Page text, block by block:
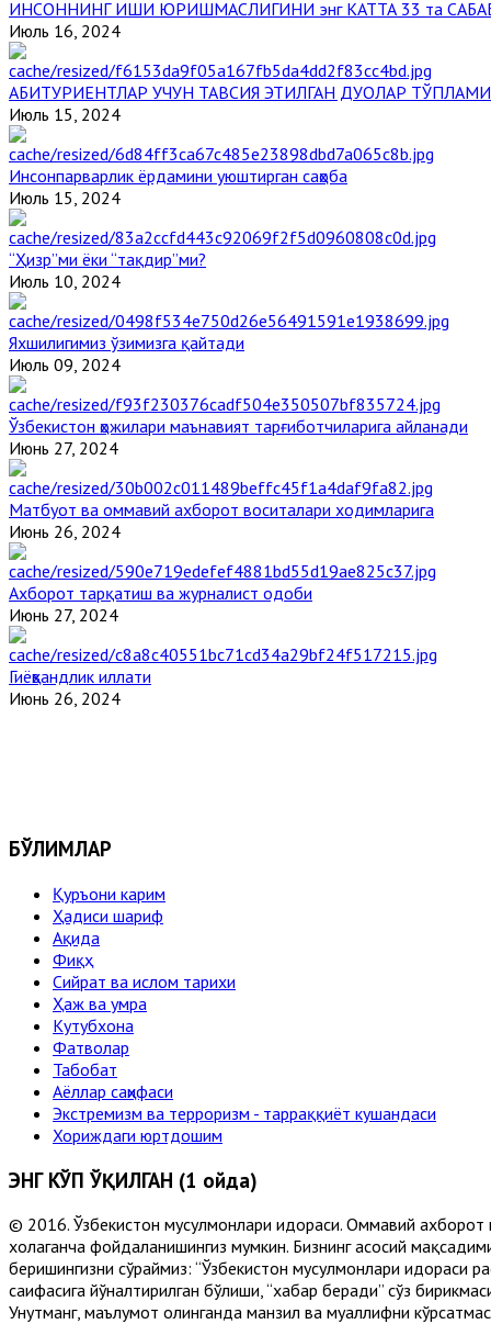
ИНСОННИНГ ИШИ ЮРИШМАСЛИГИНИ энг КАТТА 33 та
Июль 16, 2024
АБИТУРИЕНТЛАР УЧУН ТАВСИЯ ЭТИЛГАН ДУОЛАР ТЎПЛАМИ
Июль 15, 2024
Инсонпарварлик ёрдамини уюштирган саҳоба
Июль 15, 2024
“Ҳизр”ми ёки “тақдир”ми?
Июль 10, 2024
Яхшилигимиз ўзимизга қайтади
Июль 09, 2024
Ўзбекистон ҳожилари маънавият тарғиботчиларига айланади
Июнь 27, 2024
Матбуот ва оммавий ахборот воситалари ходимларига
Июнь 26, 2024
Ахборот тарқатиш ва журналист одоби
Июнь 27, 2024
Гиёҳвандлик иллати
Июнь 26, 2024
БЎЛИМЛАР
Қуръони карим
Ҳадиси шариф
Ақида
Фиқҳ
Сийрат ва ислом тарихи
Ҳаж ва умра
Кутубхона
Фатволар
Табобат
Аёллар саҳифаси
Экстремизм ва терроризм - тарраққиёт кушандаси
Хориждаги юртдошим
ЭНГ КЎП ЎҚИЛГАН (1 ойда)
© 2016. Ўзбекистон мусулмонлари идораси. Оммавий ахборот
хоҳлаганча фойдаланишингиз мумкин. Бизнинг асосий
беришингизни сўраймиз: “Ўзбекистон мусулмонлари идораси
саҳифасига йўналтирилган бўлиши, “хабар беради” сўз
Унутманг, маълумот олинганда манзил ва муаллифни